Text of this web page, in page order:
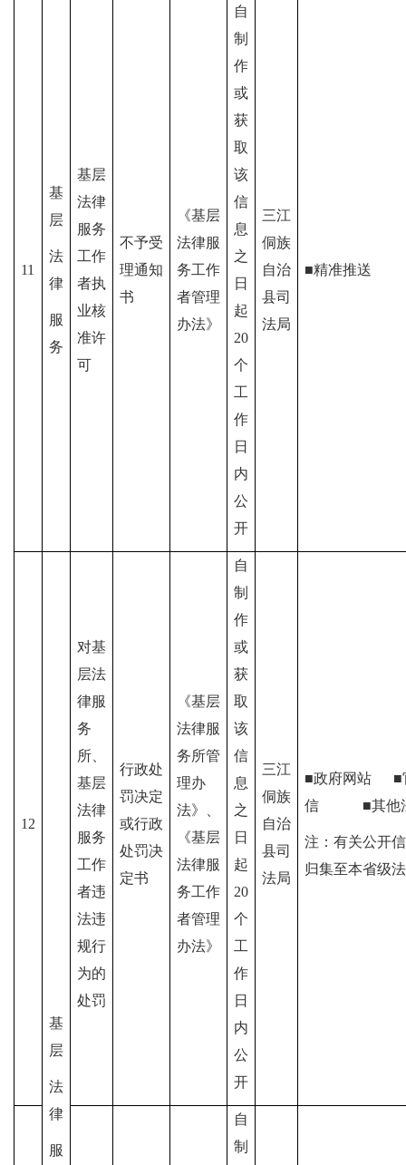
11
基
层
法
律
服
务
基层
法律
服务
工作
者执
业核
准许
可
不予受
理通知
书
《基层
法律服
务工作
者管理
办法》
自
制
作
或
获
取
该
信
息
之
日
起
20
个
工
作
日
内
公
开
三江
侗族
自治
县司
法局
■精准推送
12
基
层
法
律
服
对基
层法
律服
务
所、
基层
法律
服务
工作
者违
法违
规行
为的
处罚
行政处
罚决定
或行政
处罚决
定书
《基层
法律服
务所管
理办
法》、
《基层
法律服
务工作
者管理
办法》
自
制
作
或
获
取
该
信
息
之
日
起
20
个
工
作
日
内
公
开
三江
侗族
自治
县司
法局
■政府网站■
信
■其他
注：有关公开
归集至本省级
自
制